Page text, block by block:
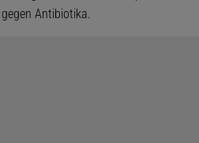
Antibiotika.